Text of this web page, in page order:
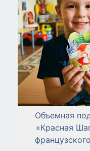
Объемная
«Красная